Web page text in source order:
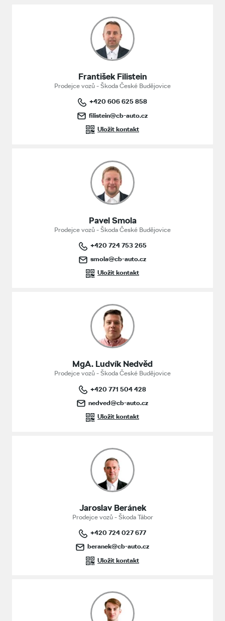
František Filistein
Prodejce vozů - Škoda České Budějovice
+420 606 625 858
filistein@cb-auto.cz
Uložit kontakt
Pavel Smola
Prodejce vozů - Škoda České Budějovice
+420 724 753 265
smola@cb-auto.cz
Uložit kontakt
MgA. Ludvík Nedvěd
Prodejce vozů - Škoda České Budějovice
+420 771 504 428
nedved@cb-auto.cz
Uložit kontakt
Jaroslav Beránek
Prodejce vozů - Škoda Tábor
+420 724 027 677
beranek@cb-auto.cz
Uložit kontakt